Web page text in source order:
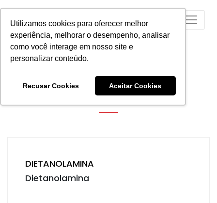
Utilizamos cookies para oferecer melhor
experiência, melhorar o desempenho, analisar
como você interage em nosso site e
personalizar conteúdo.
Recusar Cookies Aceitar Cookies
PSA
DIETANOLAMINA
Dietanolamina